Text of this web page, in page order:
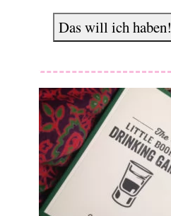
Das will ich haben!